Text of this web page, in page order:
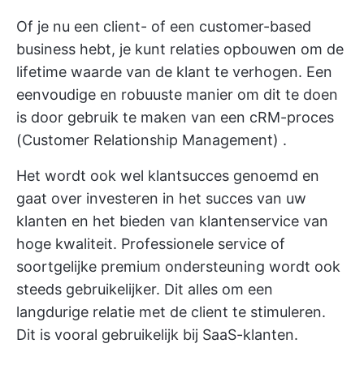
Of je nu een client- of een customer-based
business hebt, je kunt relaties opbouwen om de
lifetime waarde van de klant te verhogen. Een
eenvoudige en robuuste manier om dit te doen
is door gebruik te maken van een cRM-proces
(Customer Relationship Management) .
Het wordt ook wel klantsucces genoemd en
gaat over investeren in het succes van uw
klanten en het bieden van klantenservice van
hoge kwaliteit. Professionele service of
soortgelijke premium ondersteuning wordt ook
steeds gebruikelijker. Dit alles om een
langdurige relatie met de client te stimuleren.
Dit is vooral gebruikelijk bij SaaS-klanten.